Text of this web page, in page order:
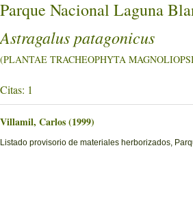
Parque Nacional Laguna
Astragalus patagonicus
(PLANTAE TRACHEOPHYTA
Citas: 1
Villamil, Carlos (1999)
Listado provisorio de materiales herborizados,